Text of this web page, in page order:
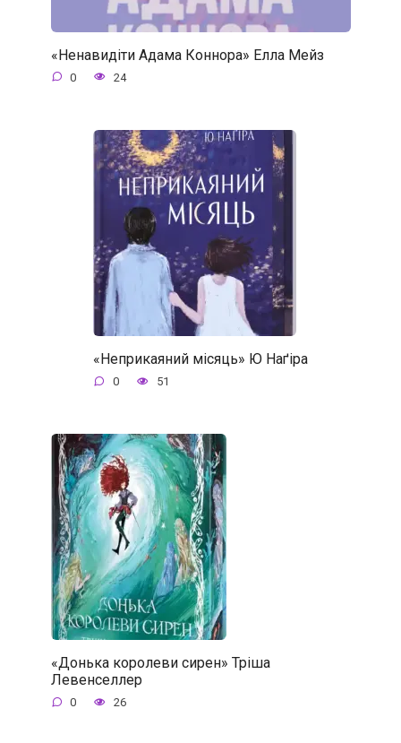
«Ненавидіти Адама Коннора» Елла Мейз
0 24
«Неприкаяний місяць» Ю Наґіра
0 51
«Донька королеви сирен» Тріша
Левенселлер
0 26